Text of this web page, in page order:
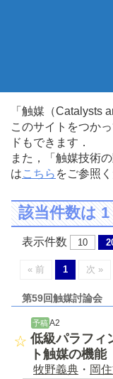
「触媒（Catalysts
このサイトをつか
ドもできます．
また，「触媒技術
はこちら をご参照く
該当件数は
表示件数 10
« 前 1 次 »
第59回触媒討論会
予稿 A2
低級パラフィ
ト触媒の機能
牧野義典 ・ 岡